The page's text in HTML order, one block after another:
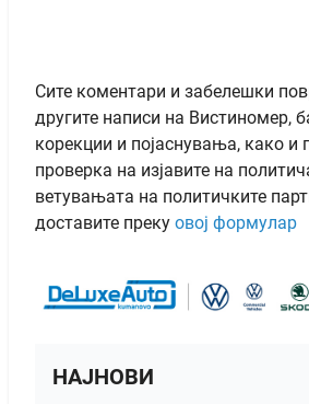
Сите коментари и забелешки
другите написи на Вистиномер,
корекции и појаснувања, како и
проверка на изјавите на
ветувањата на политичките
доставите преку овој формулар
НАЈНОВИ